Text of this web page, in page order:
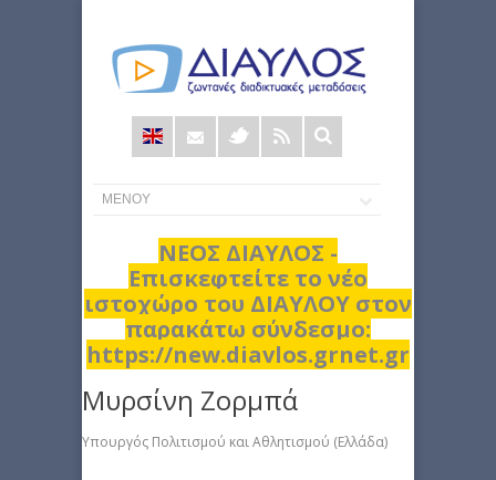
Φόρμα
αναζήτησης
ΝΕΟΣ ΔΙΑΥΛΟΣ -
Επισκεφτείτε το νέο
ιστοχώρο του ΔΙΑΥΛΟΥ στον
παρακάτω σύνδεσμο:
https://new.diavlos.grnet.gr
Μυρσίνη Ζορμπά
Υπουργός Πολιτισμού και Αθλητισμού (Ελλάδα)